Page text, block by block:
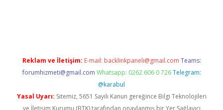
Reklam ve İletişim: E-mail: backlinkpaneli@gmail.com Teams:
forumhizmeti@gmail.com Whatsapp: 0262 606 0 726 Telegram:
@karabul
Yasal Uyarı: Sitemiz, 5651 Sayılı Kanun gereğince Bilgi Teknolojileri
ve İletişim Kurumu (BTK) tarafından onaylanmış bir Yer Sağlayıcı